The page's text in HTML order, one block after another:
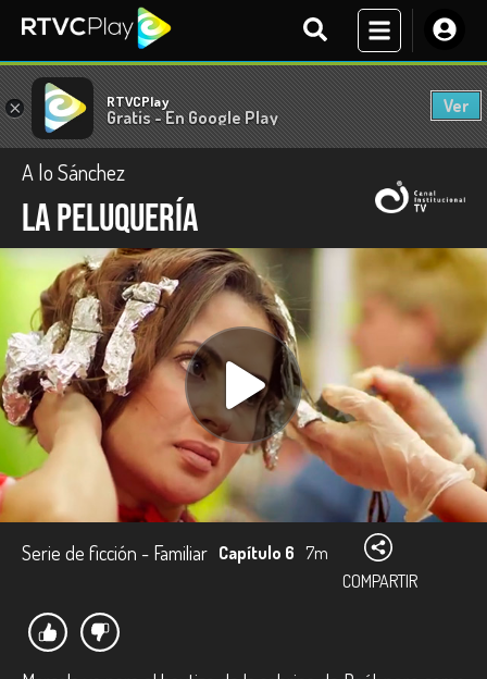
× RTVCPlay
Gratis - En Google Play
Ver
A lo Sánchez
La peluquería
Serie de ficción - Familiar Capítulo 6 7m
COMPARTIR